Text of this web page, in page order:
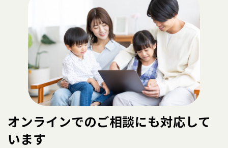
オンラインでのご相談にも対応して
います